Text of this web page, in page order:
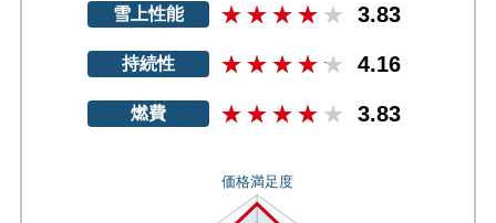
雪上性能 3.83
持続性 4.16
燃費 3.83